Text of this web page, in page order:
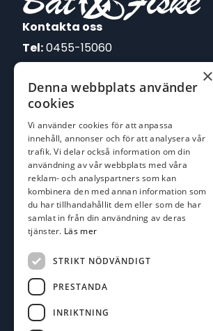
Kontakta oss
Tel:0455-15060
E-post:
johan@batofiske.se
kim@batofiske.se
Adress
Karlskrona Båt & Fiske AB
Lallerstedts gata 4
371 54 Karlskrona
Följ oss
Facebook
×
Denna webbplats använder
cookies
Vi använder cookies för att anpassa
innehåll, annonser och för att analysera vår
trafik. Vi delar också information om din
användning av vår webbplats med våra
reklam- och analyspartners som kan
kombinera den med annan information som
du har tillhandahållit dem eller som de har
samlat in från din användning av deras
tjänster. Läs mer
STRIKT NÖDVÄNDIGT
PRESTANDA
INRIKTNING